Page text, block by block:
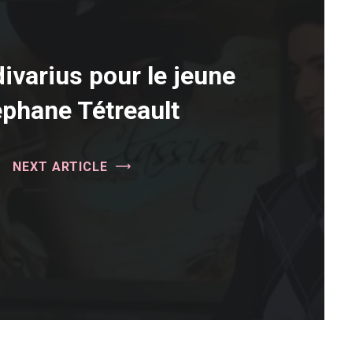
pour le jeune
Tétreault
NEXT ARTICLE